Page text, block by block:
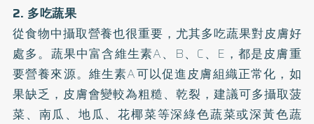
2. 多吃蔬果
從食物中攝取營養也很重要，尤其多吃蔬果對皮膚好
處多。蔬果中富含維生素A、B、C、E，都是皮膚重
要營養來源。維生素A可以促進皮膚組織正常化，如
果缺乏，皮膚會變較為粗糙、乾裂，建議可多攝取菠
菜、南瓜、地瓜、花椰菜等深綠色蔬菜或深黃色蔬